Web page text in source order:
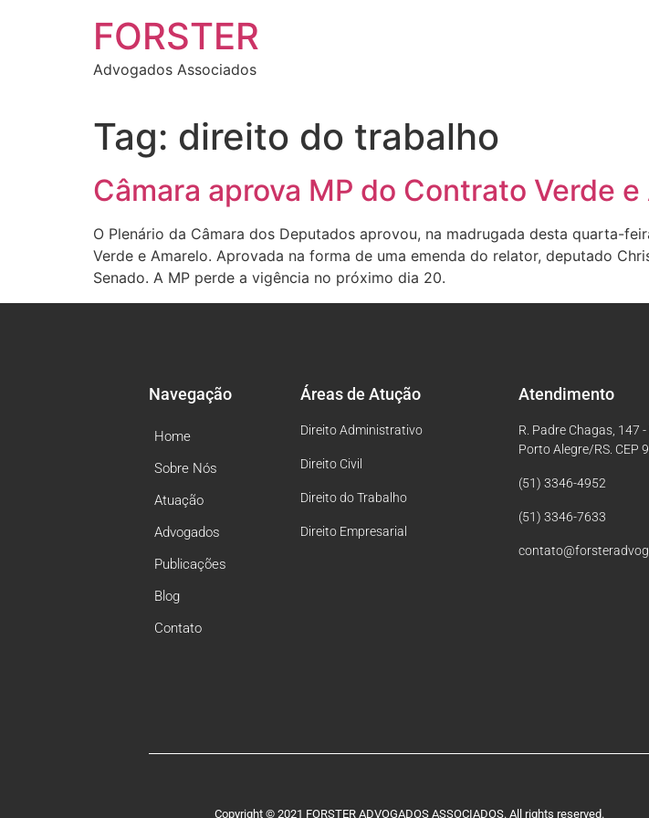
FORSTER
Advogados Associados
Tag: direito do trabalho
Câmara aprova MP do Contrato Verde e
O Plenário da Câmara dos Deputados aprovou, na madrugada desta quarta-
Verde e Amarelo. Aprovada na forma de uma emenda do relator, deputado
Senado. A MP perde a vigência no próximo dia 20.
Navegação
Home
Sobre Nós
Atuação
Advogados
Publicações
Blog
Contato
Áreas de Atução
Direito Administrativo
Direito Civil
Direito do Trabalho
Direito Empresarial
Atendimento
R. Padre Chagas, 147
Porto Alegre/RS. CEP
(51) 3346-4952
(51) 3346-7633
Copyright © 2021 FORSTER ADVOGADOS ASSOCIADOS. All rights reserved.